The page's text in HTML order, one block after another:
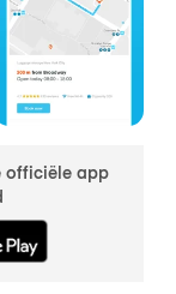
officiële app